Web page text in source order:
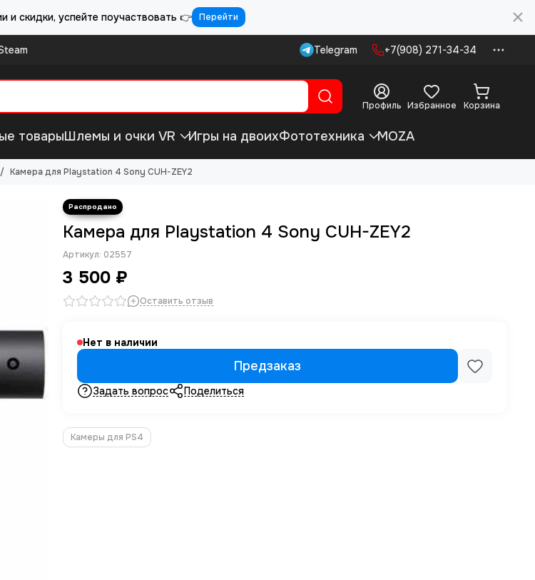
скидки, успейте поучаствовать 👉 Перейти
Telegram +7(908) 271-34-34
Профиль Избранное Корзина
товарыШлемы и очки VR Игры на двоихФототехника MOZA
Камера для Playstation 4 Sony CUH-ZEY2
Камера для Playstation 4 Sony CUH-ZEY2
Артикул: 02557
3 500 ₽
Оставить отзыв
Нет в наличии
Предзаказ
Задать вопрос Поделиться
Камеры для PS4